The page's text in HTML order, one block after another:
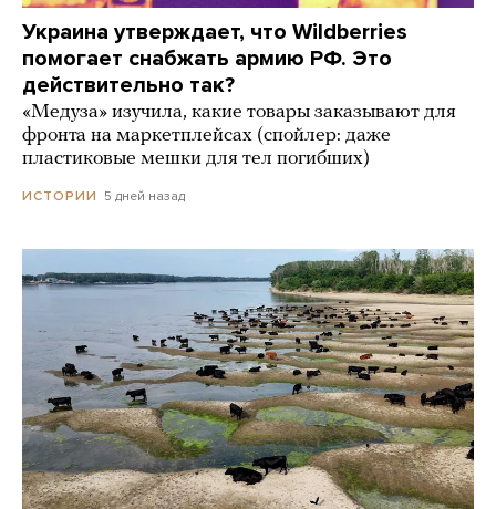
Украина утверждает, что Wildberries
помогает снабжать армию РФ. Это
действительно так?
«Медуза» изучила, какие товары заказывают для
фронта на маркетплейсах (спойлер: даже
пластиковые мешки для тел погибших)
ИСТОРИИ 5 дней назад